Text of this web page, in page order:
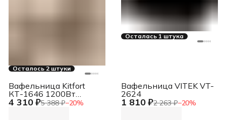
Осталось 2 штуки
4 310 ₽5 388 ₽−20%
Вафельница Kitfort
КТ-1646 1200Вт
белый
Осталась 1 штука
1 810 ₽2 263 ₽−20%
Вафельница VITEK VT-
2624